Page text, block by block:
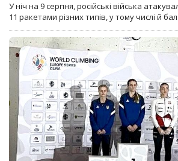
У ніч на 9 серпня, російські війська
11 ракетами різних типів, у тому числі й